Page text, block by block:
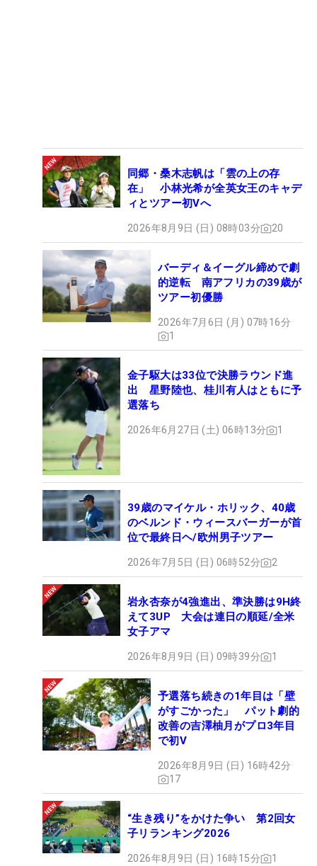
同郷・桑木志帆は「雲の上の存
在」 小林光希が全英女王のキャデ
ィとツアー初Vへ
2026年8月9日 (日) 08時03分 20
バーディ＆イーグル締めで劇
的逆転 南アフリカの39歳が
ツアー初優勝
2026年7月6日 (月) 07時16分
1
金子駆大は33位で決勝ラウンド進
出 星野陸也、桂川有人はともに予
選落ち
2026年6月27日 (土) 06時13分 1
39歳のマイケル・ホリック、40歳
のベルンド・ウィースバーガーが首
位で最終日ヘ/欧州男子ツアー
2026年7月5日 (日) 06時52分 2
岩永杏奈が4強進出、準決勝は9H終
えて3UP 大会は連日の順延/全米
女子アマ
2026年8月9日 (日) 09時39分 1
予選落ち続きの1年目は「壁
がすごかった」 パット劇的
改善の吉澤柚月がプロ3年目
で初V
2026年8月9日 (日) 16時42分
17
“生き残り”をかけた争い 第2回女
子リランキング2026
2026年8月9日 (日) 16時15分 1